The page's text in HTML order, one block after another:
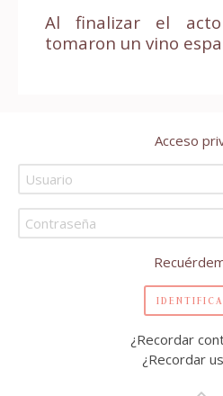
Al finalizar el
tomaron un vino
Acceso
¿Recordar
¿Recordar